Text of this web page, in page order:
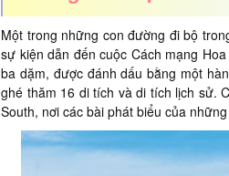
Một trong những con đường đi bộ
sự kiện dẫn đến cuộc Cách mạng
ba dặm, được đánh dấu bằng một
ghé thăm 16 di tích và di tích lịch sử.
South, nơi các bài phát biểu của